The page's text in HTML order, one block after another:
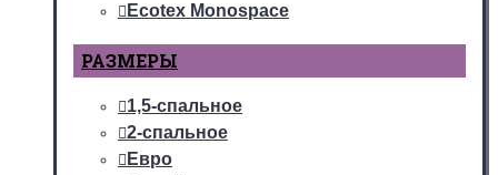
Ecotex Monospace
РАЗМЕРЫ
1,5-спальное
2-спальное
Евро